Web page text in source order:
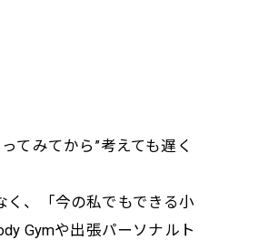
てみてから”考えても遅く
、「今の私でもできる小
Gymや出張パーソナルト